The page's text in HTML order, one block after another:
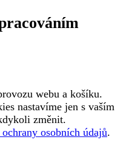
webu a košíku.
nastavíme jen s vaším
změnit.
ochrany osobních údajů.